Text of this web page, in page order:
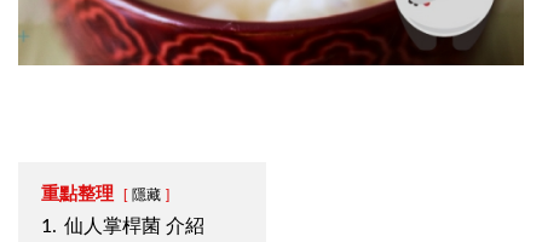
重點整理 隱藏
1. 仙人掌桿菌 介紹